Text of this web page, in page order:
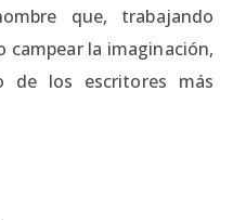
que, trabajando
campear la imaginación,
de los escritores más